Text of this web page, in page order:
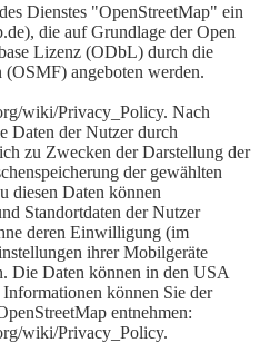
Dienstes "OpenStreetMap" ein
die auf Grundlage der Open
Lizenz (ODbL) durch die
angeboten werden.
wiki/Privacy_Policy. Nach
Daten der Nutzer durch
zu Zwecken der Darstellung der
der gewählten
diesen Daten können
Standortdaten der Nutzer
deren Einwilligung (im
ihrer Mobilgeräte
Die Daten können in den USA
können Sie der
entnehmen:
wiki/Privacy_Policy.